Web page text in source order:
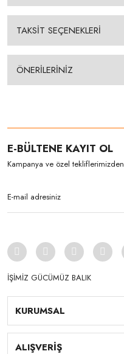
TAKSİT SEÇENEKLERİ
ÖNERİLERİNİZ
E-BÜLTENE KAYIT OL
Kampanya ve özel
İŞİMİZ GÜCÜMÜZ BALIK
KURUMSAL
ALIŞVERİŞ